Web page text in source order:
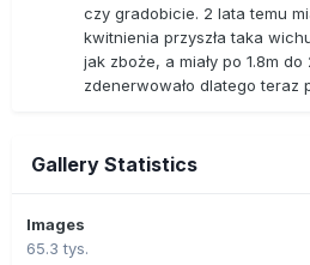
czy gradobicie. 2 lata temu
kwitnienia przyszła taka
jak zboże, a miały po 1.8m
zdenerwowało dlatego teraz
Gallery Statistics
Images
65.3 tys.